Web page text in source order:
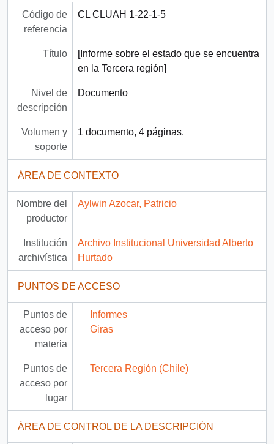
Código de
referencia
CL CLUAH 1-22-1-5
Título
[Informe sobre el estado que se encuentra
en la Tercera región]
Nivel de
descripción
Documento
Volumen y
soporte
1 documento, 4 páginas.
ÁREA DE CONTEXTO
Nombre del
productor
Aylwin Azocar, Patricio
Institución
archivística
Archivo Institucional Universidad Alberto
Hurtado
PUNTOS DE ACCESO
Puntos de
acceso por
materia
Informes
Giras
Puntos de
acceso por
lugar
Tercera Región (Chile)
ÁREA DE CONTROL DE LA DESCRIPCIÓN